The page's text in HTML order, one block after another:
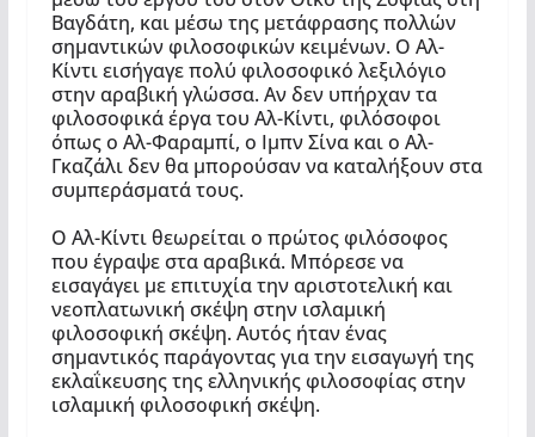
Βαγδάτη, και μέσω της μετάφρασης πολλών
σημαντικών φιλοσοφικών κειμένων. Ο Αλ-
Κίντι εισήγαγε πολύ φιλοσοφικό λεξιλόγιο
στην αραβική γλώσσα. Αν δεν υπήρχαν τα
φιλοσοφικά έργα του Αλ-Κίντι, φιλόσοφοι
όπως ο Αλ-Φαραμπί, ο Ιμπν Σίνα και ο Αλ-
Γκαζάλι δεν θα μπορούσαν να καταλήξουν στα
συμπεράσματά τους.
Ο Αλ-Κίντι θεωρείται ο πρώτος φιλόσοφος
που έγραψε στα αραβικά. Μπόρεσε να
εισαγάγει με επιτυχία την αριστοτελική και
νεοπλατωνική σκέψη στην ισλαμική
φιλοσοφική σκέψη. Αυτός ήταν ένας
σημαντικός παράγοντας για την εισαγωγή της
εκλαΐκευσης της ελληνικής φιλοσοφίας στην
ισλαμική φιλοσοφική σκέψη.